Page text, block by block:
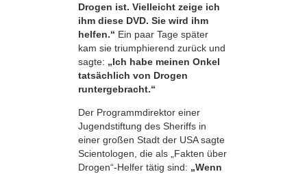
Drogen ist. Vielleicht zeige ich
ihm diese DVD. Sie wird ihm
helfen.“ Ein paar Tage später
kam sie triumphierend zurück und
sagte: „Ich habe meinen Onkel
tatsächlich von Drogen
runtergebracht.“
Der Programmdirektor einer
Jugendstiftung des Sheriffs in
einer großen Stadt der USA sagte
Scientologen, die als „Fakten über
Drogen“-Helfer tätig sind: „Wenn